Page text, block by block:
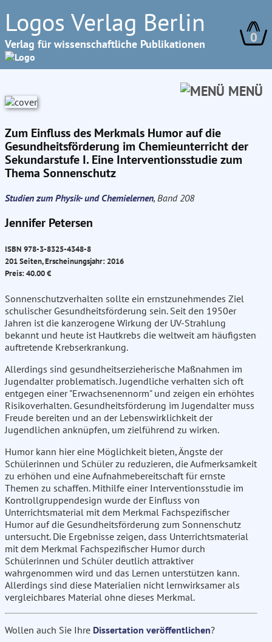
Logos Verlag Berlin
Verlag für wissenschaftliche Publikationen 0
MENÜ
Zum Einfluss des Merkmals Humor auf die
Gesundheitsförderung im Chemieunterricht der
Sekundarstufe I. Eine Interventionsstudie zum
Thema Sonnenschutz
Studien zum Physik- und Chemielernen, Band 208
Jennifer Petersen
ISBN 978-3-8325-4348-8
201 Seiten, Erscheinungsjahr: 2016
Preis: 40.00 €
Sonnenschutzverhalten sollte ein ernstzunehmendes Ziel
schulischer Gesundheitsförderung sein. Seit den 1950er
Jahren ist die kanzerogene Wirkung der UV-Strahlung
bekannt und heute ist Hautkrebs die weltweit am häufigsten
auftretende Krebserkrankung.
Allerdings sind gesundheitserzieherische Maßnahmen im
Jugendalter problematisch. Jugendliche verhalten sich oft
entgegen einer "Erwachsenennorm" und zeigen ein erhöhtes
Risikoverhalten. Gesundheitsförderung im Jugendalter muss
Freude bereiten und an der Lebenswirklichkeit der
Jugendlichen anknüpfen, um zielführend zu wirken.
Humor kann hier eine Möglichkeit bieten, Ängste der
Schülerinnen und Schüler zu reduzieren, die Aufmerksamkeit
zu erhöhen und eine Aufnahmebereitschaft für ernste
Themen zu schaffen. Mithilfe einer Interventionsstudie im
Kontrollgruppendesign wurde der Einfluss von
Unterrichtsmaterial mit dem Merkmal Fachspezifischer
Humor auf die Gesundheitsförderung zum Sonnenschutz
untersucht. Die Ergebnisse zeigen, dass Unterrichtsmaterial
mit dem Merkmal Fachspezifischer Humor durch
Schülerinnen und Schüler deutlich attraktiver
wahrgenommen wird und das Lernen unterstützen kann.
Allerdings sind diese Materialien nicht lernwirksamer als
vergleichbares Material ohne dieses Merkmal.
Wollen auch Sie Ihre Dissertation veröffentlichen?